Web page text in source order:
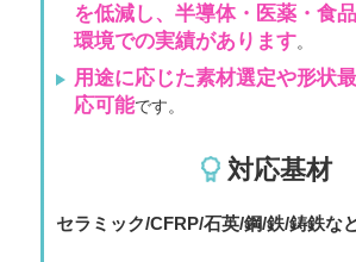
を低減し、半導体・医薬・食
環境での実績があります。
用途に応じた素材選定や形状
応可能です。
対応基材
セラミック/CFRP/石英/鋼/鉄/鋳鉄な